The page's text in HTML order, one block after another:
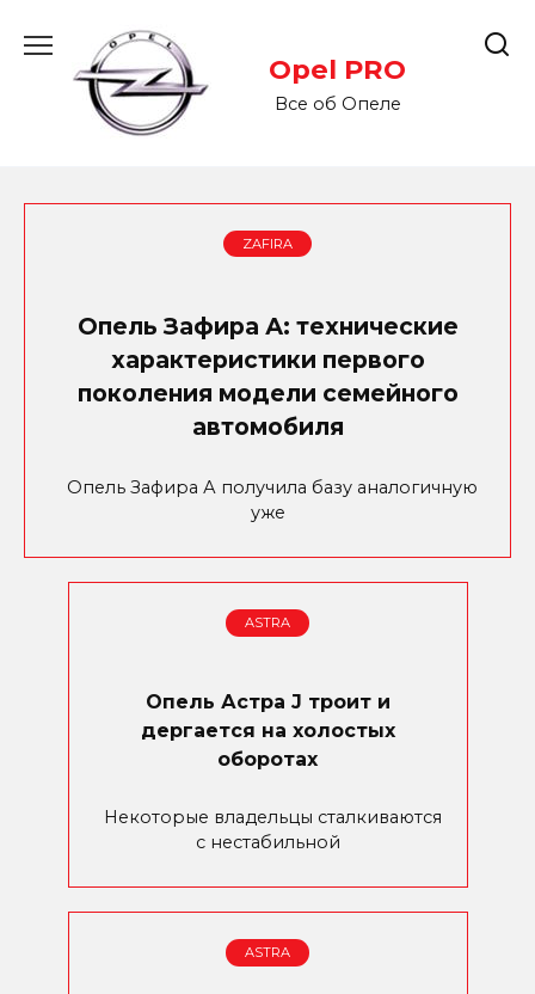
содержанию
Opel PRO
Все об Опеле
ZAFIRA
Опель Зафира А: технические
характеристики первого
поколения модели семейного
автомобиля
Опель Зафира А получила базу аналогичную
уже
ASTRA
Опель Астра J троит и
дергается на холостых
оборотах
Некоторые владельцы сталкиваются
с нестабильной
ASTRA